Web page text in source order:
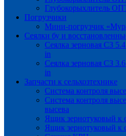
Глубокорыхлитель
Погрузчики
Мини-погрузчик
Сеялки бу и
Сеялка зерновая СЗ
in
Сеялка зерновая СЗ
in
Запчасти к сельхозтехнике
Система контроля
Система контроля
высева
Ящик зернотуковый к
Ящик зернотуковый к